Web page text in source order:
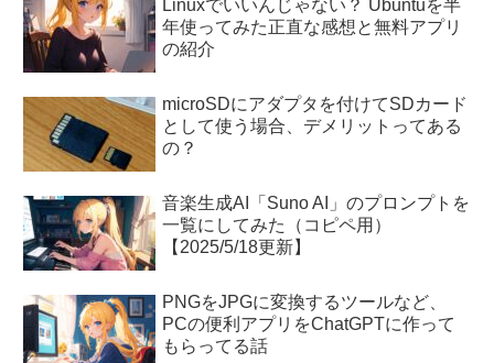
Linuxでいいんじゃない？ Ubuntuを半
年使ってみた正直な感想と無料アプリ
の紹介
microSDにアダプタを付けてSDカード
として使う場合、デメリットってある
の？
音楽生成AI「Suno AI」のプロンプトを
一覧にしてみた（コピペ用）
【2025/5/18更新】
PNGをJPGに変換するツールなど、
PCの便利アプリをChatGPTに作って
もらってる話